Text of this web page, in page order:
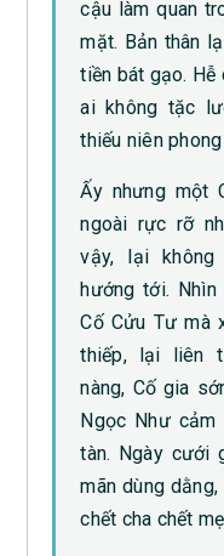
cậu làm quan
mặt. Bản thân
tiền bát gạo. Hễ
ai không tặc
thiếu niên
Ấy nhưng một
ngoài rực rỡ
vậy, lại
hướng tới.
Cố Cửu Tư mà
thiếp, lại liên
nàng, Cố gia
Ngọc Như
tàn. Ngày cưới
mãn dùng
chết cha chết